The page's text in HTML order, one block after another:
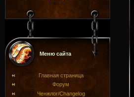
Меню сайта
Главная страница
Форум
Ченжлог/Changelog